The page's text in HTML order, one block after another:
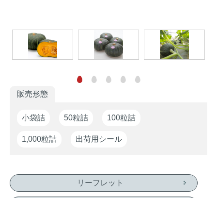
販売形態
小袋詰 50粒詰 100粒詰
1,000粒詰 出荷用シール
リーフレット